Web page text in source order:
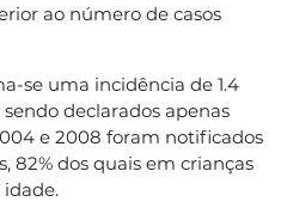
ao número de casos
se uma incidência de 1.4
declarados apenas
e 2008 foram notificados
82% dos quais em crianças
idade.